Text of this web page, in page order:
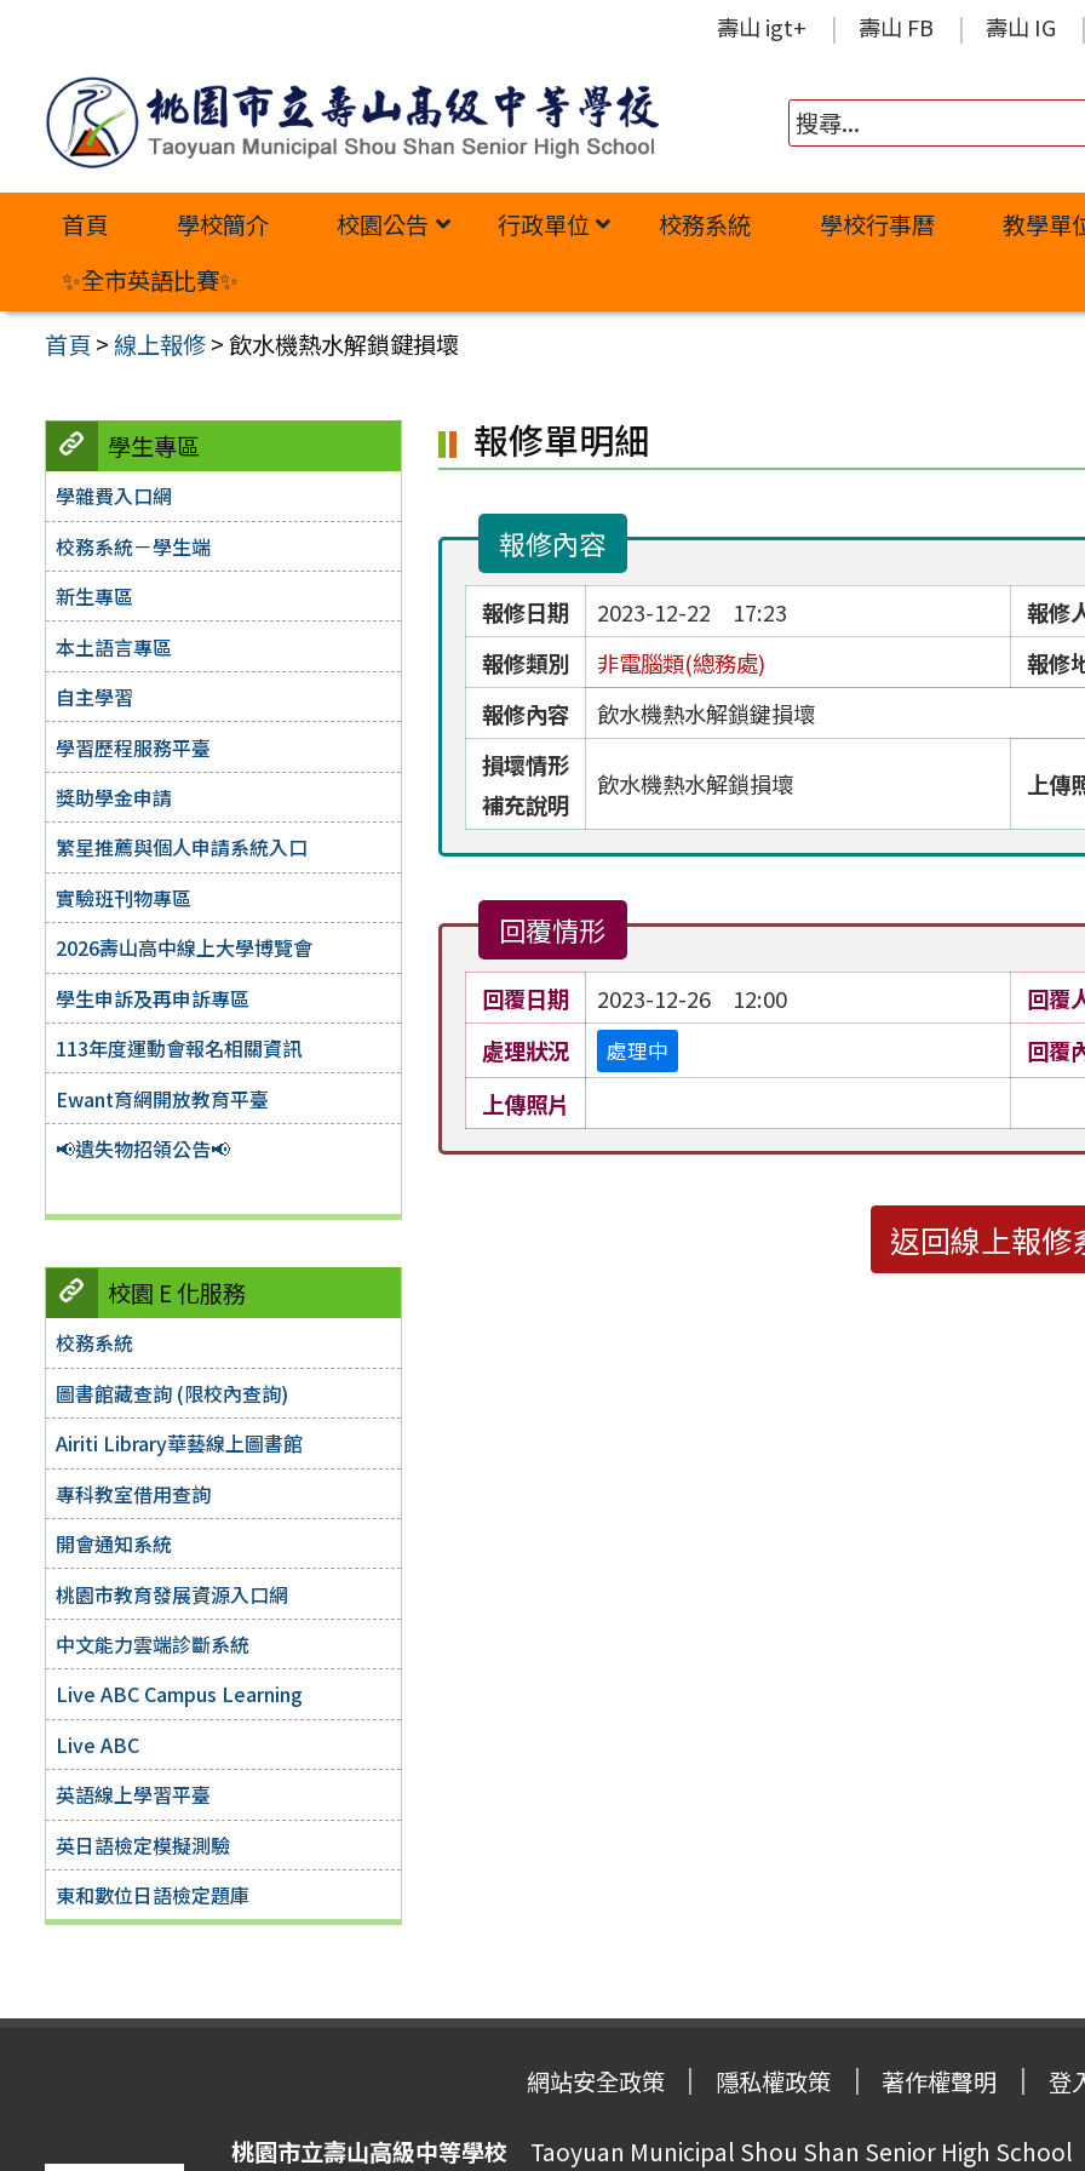
內
壽山 igt+ 壽山 FB 壽山 IG
首頁 學校簡介 校園公告 行政單位 校務系統 學校行事曆
教學單
✨全市英語比賽✨
首頁 >線上報修>飲水機熱水解鎖鍵損壞
學生專區
學雜費入口網
校務系統－學生端
新生專區
本土語言專區
自主學習
學習歷程服務平臺
獎助學金申請
繁星推薦與個人申請系統入口
實驗班刊物專區
2026壽山高中線上大學博覽會
學生申訴及再申訴專區
113年度運動會報名相關資訊
Ewant育網開放教育平臺
📢遺失物招領公告📢
校園 E 化服務
校務系統
圖書館藏查詢 (限校內查詢)
Airiti Library華藝線上圖書館
專科教室借用查詢
開會通知系統
桃園市教育發展資源入口網
中文能力雲端診斷系統
Live ABC Campus Learning
Live ABC
英語線上學習平臺
英日語檢定模擬測驗
東和數位日語檢定題庫
報修單明細
報修內容
報修日期 2023-12-22 17:23
報修
報修類別
非電腦類(總務處)
報修
報修內容
飲水機熱水解鎖鍵損壞
損壞情形
補充說明
飲水機熱水解鎖損壞 上傳
回覆情形
回覆日期 2023-12-26 12:00
回覆
處理狀況
處理中
回覆
上傳照片
返回線上報修
網站安全政策 隱私權政策 著作權聲明 登
桃園市立壽山高級中等學校 Taoyuan Municipal Shou Shan Senior High School